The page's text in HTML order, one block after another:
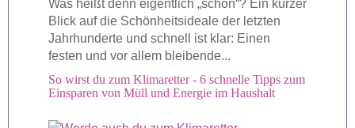
Was heißt denn eigentlich „schön“? Ein kurzer
Blick auf die Schönheitsideale der letzten
Jahrhunderte und schnell ist klar: Einen
festen und vor allem bleibende...
So wirst du zum Klimaretter - 6 schnelle Tipps zum
Einsparen von Müll und Energie im Haushalt